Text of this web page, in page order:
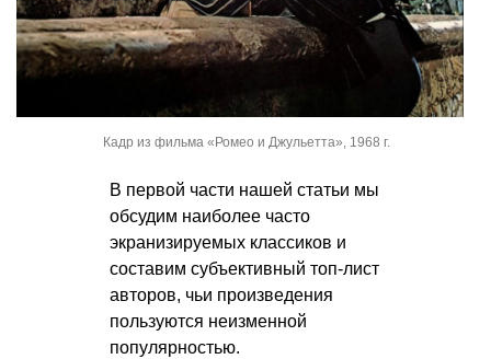
Кадр из фильма «Ромео и Джульетта», 1968 г.
В первой части нашей статьи мы
обсудим наиболее часто
экранизируемых классиков и
составим субъективный топ-лист
авторов, чьи произведения
пользуются неизменной
популярностью.